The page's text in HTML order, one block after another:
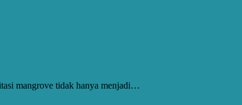
mangrove tidak hanya menjadi…